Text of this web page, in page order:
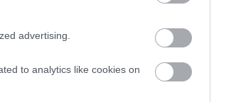
advertising.
to analytics like cookies on
adott
ZÖLD PÁLYA